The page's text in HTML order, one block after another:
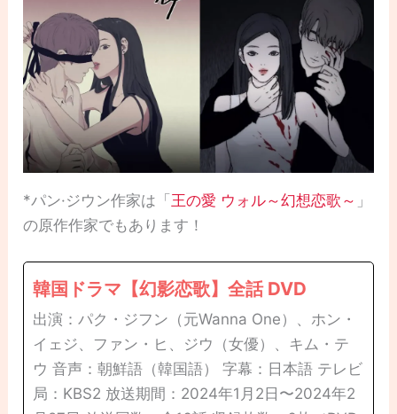
*パン·ジウン作家は「王の愛 ウォル～幻想恋歌～ 」
の原作作家でもあります！
韓国ドラマ【幻影恋歌】全話 DVD
出演：パク・ジフン（元Wanna One）、ホン・
イェジ、ファン・ヒ、ジウ（女優）、キム・テ
ウ 音声：朝鮮語（韓国語） 字幕：日本語 テレビ
局：KBS2 放送期間：2024年1月2日〜2024年2